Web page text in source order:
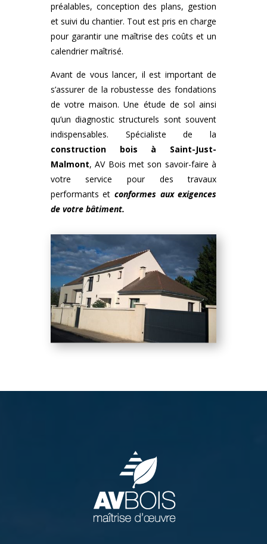
préalables, conception des plans, gestion
et suivi du chantier. Tout est pris en charge
pour garantir une maîtrise des coûts et un
calendrier maîtrisé.
Avant de vous lancer, il est important de
s’assurer de la robustesse des fondations
de votre maison. Une étude de sol ainsi
qu’un diagnostic structurels sont souvent
indispensables. Spécialiste de la
construction bois
à
Saint-Just-
Malmont, AV Bois met son savoir-faire à
votre service pour des travaux
performants et conformes aux exigences
de votre bâtiment.